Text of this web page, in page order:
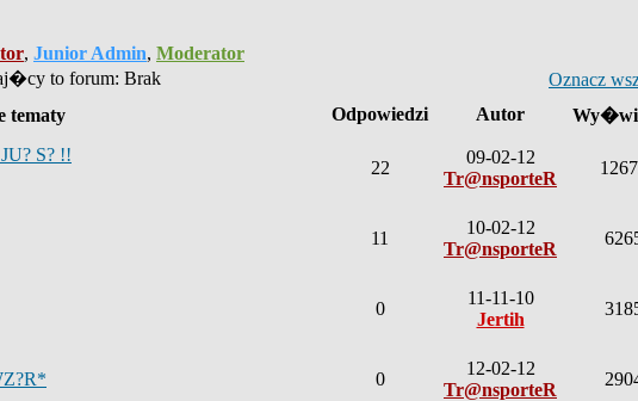
, Junior Admin, Moderator
to forum: Brak
Oznacz
tematy
Odpowiedzi Autor
S? !!
22
09-02-12
Tr@nsporteR
11
10-02-12
Tr@nsporteR
0
11-11-10
Jertih
0
12-02-12
Tr@nsporteR